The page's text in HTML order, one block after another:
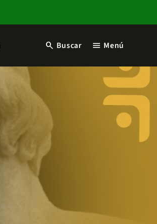
search Buscar menu Menú